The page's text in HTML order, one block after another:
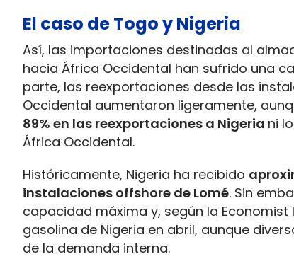
El caso de Togo y Nigeria
Así, las importaciones destinadas al
hacia África Occidental han sufrido una
parte, las reexportaciones desde las
Occidental aumentaron ligeramente,
89% en las reexportaciones a Nigeria ni
África Occidental.
Históricamente, Nigeria ha recibido
instalaciones offshore de Lomé. Sin
capacidad máxima y, según la
gasolina de Nigeria en abril, aunque
de la demanda interna.